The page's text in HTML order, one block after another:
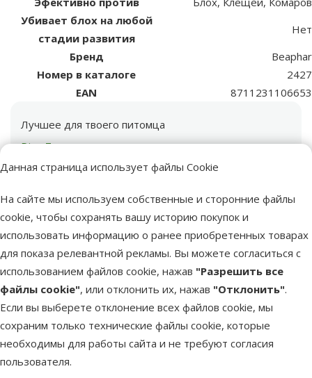
Данная страница использует файлы Cookie
На сайте мы используем собственные и сторонние файлы
cookie, чтобы сохранять вашу историю покупок и
использовать информацию о ранее приобретенных товарах
для показа релевантной рекламы. Вы можете согласиться с
использованием файлов cookie, нажав "Разрешить все
файлы cookie", или отклонить их, нажав "Отклонить".
Если вы выберете отклонение всех файлов cookie, мы
сохраним только технические файлы cookie, которые
необходимы для работы сайта и не требуют согласия
пользователя.
Убивает блох на любой
стадии развития
Нет
Бренд
Beaphar
Номер в каталоге
2427
EAN
8711231106653
Лучшее для твоего питомца
Dino Zoo рекомендует
Ошейник от блох для
собак – Beaphar, VETO
Shield Bio Band, 65 см
Поиск продукта
Размер собаки